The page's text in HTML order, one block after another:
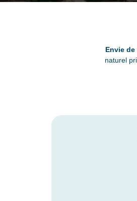
Envie
naturel